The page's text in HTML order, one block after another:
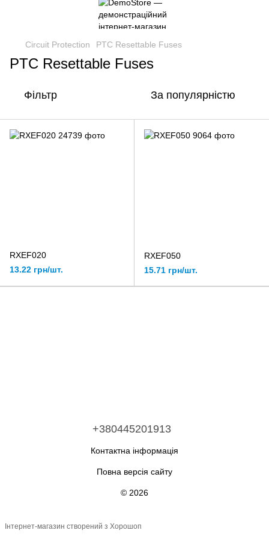
Circuit Protection PTC Resettable Fuses
PTC Resettable Fuses
Фільтр За популярністю
RXEF020
13.22 грн/шт.
RXEF050
15.71 грн/шт.
+380445201913
Контактна інформація
Повна версія сайту
© 2026
Інтернет-магазин створений з Хорошоп